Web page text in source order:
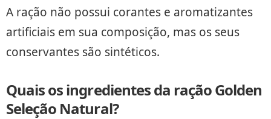
A ração não possui corantes e aromatizantes
artificiais em sua composição, mas os seus
conservantes são sintéticos.
Quais os ingredientes da ração Golden
Seleção Natural?